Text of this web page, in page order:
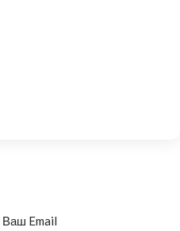
Ваш Email